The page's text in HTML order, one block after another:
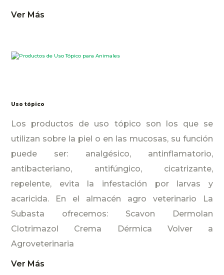
Ver Más
Uso tópico
Los productos de uso tópico son los que se
utilizan sobre la piel o en las mucosas, su función
puede ser: analgésico, antinflamatorio,
antibacteriano, antifúngico, cicatrizante,
repelente, evita la infestación por larvas y
acaricida. En el almacén agro veterinario La
Subasta ofrecemos: Scavon Dermolan
Clotrimazol Crema Dérmica Volver a
Agroveterinaria
Ver Más